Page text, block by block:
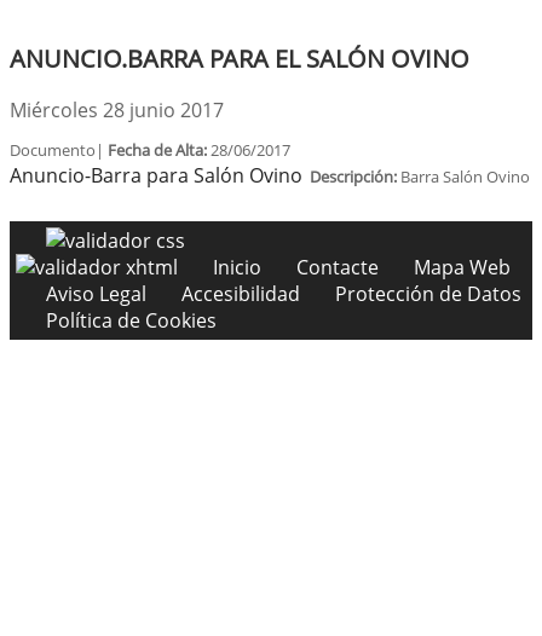
ANUNCIO.BARRA PARA EL SALÓN OVINO
Miércoles 28 junio 2017
Documento| Fecha de Alta:28/06/2017
Anuncio-Barra para Salón Ovino Descripción: Barra Salón Ovino
Inicio Contacte
Mapa Web
Aviso Legal
Accesibilidad
Protección de Datos
Política de Cookies